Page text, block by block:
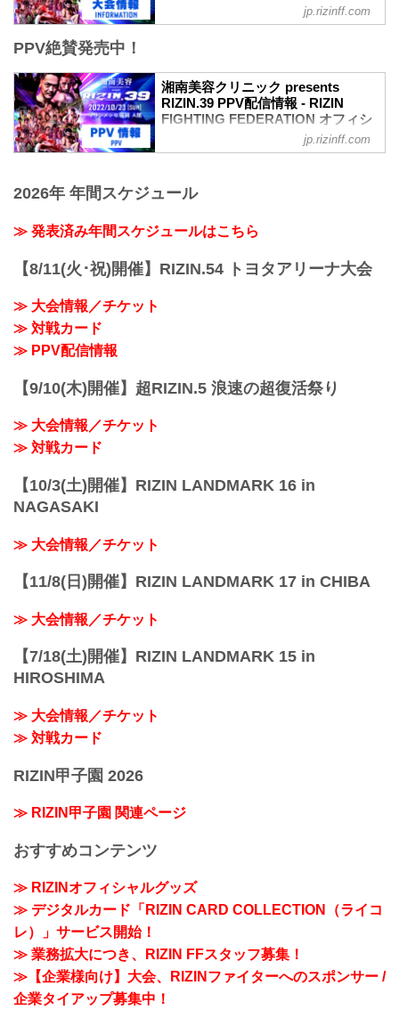
youtu.be
大会概要
名称
湘南美容クリニック presents RIZIN.39
終了予定時間
※試合内容、イベント進行によって終了
ご了承ください。
jp.rizinff.com
PPV絶賛発売中！
湘南美容クリニック presents
RIZIN.39 PPV配信情報 - RIZIN
FIGHTING FEDERATION オフィシ
RIZIN.39の各配信サービスのPPV配信チ
会場に来れない方はお好きな配信サービ
スで、湘南美容クリニック presents
RIZIN.38を全試合リアルタイムで視聴し
よう！
14:00〜 前売り¥5,000(税込)
当日¥5,500(税込) RIZIN S...
jp.rizinff.com
2026年 年間スケジュール
≫ 発表済み年間スケジュールはこちら
【8/11(火･祝)開催】RIZIN.54 トヨタアリーナ大会
≫ 大会情報／チケット
≫ 対戦カード
≫ PPV配信情報
【9/10(木)開催】超RIZIN.5 浪速の超復活祭り
≫ 大会情報／チケット
≫ 対戦カード
【10/3(土)開催】RIZIN LANDMARK 16 in
NAGASAKI
≫ 大会情報／チケット
【11/8(日)開催】RIZIN LANDMARK 17 in CHIBA
≫ 大会情報／チケット
【7/18(土)開催】RIZIN LANDMARK 15 in
HIROSHIMA
≫ 大会情報／チケット
≫ 対戦カード
RIZIN甲子園 2026
≫ RIZIN甲子園 関連ページ
おすすめコンテンツ
≫ RIZINオフィシャルグッズ
≫ デジタルカード「RIZIN CARD COLLECTION（ライコ
レ）」サービス開始！
≫ 業務拡大につき、RIZIN FFスタッフ募集！
≫【企業様向け】大会、RIZINファイターへのスポンサー /
企業タイアップ募集中！